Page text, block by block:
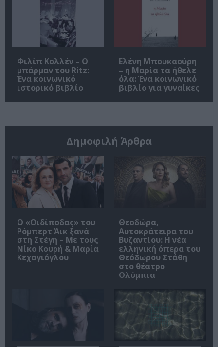
Φιλίπ Κολλέν – Ο
μπάρμαν του Ritz:
Ένα κοινωνικό
ιστορικό βιβλίο
Ελένη Μπουκαούρη
– η Μαρία τα ήθελε
όλα: Ένα κοινωνικό
βιβλίο για γυναίκες
Δημοφιλή Άρθρα
O «Οιδίποδας» του
Ρόμπερτ Άικ ξανά
στη Στέγη – Με τους
Νίκο Κουρή & Μαρία
Κεχαγιόγλου
Θεοδώρα,
Αυτοκράτειρα του
Βυζαντίου: Η νέα
ελληνική όπερα του
Θεόδωρου Στάθη
στο θέατρο
Ολύμπια